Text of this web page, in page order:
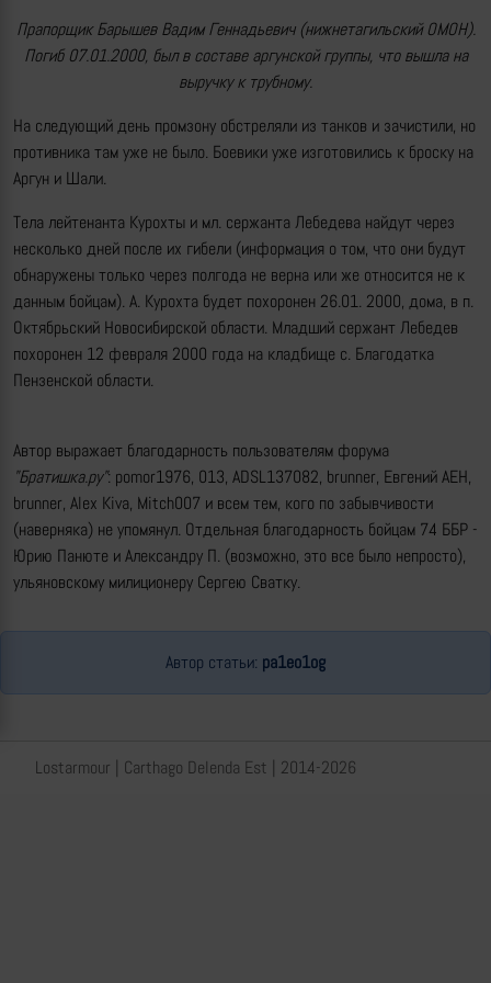
Прапорщик Барышев Вадим Геннадьевич (нижнетагильский ОМОН).
Погиб 07.01.2000, был в составе аргунской группы, что вышла на
выручку к трубному.
На следующий день промзону обстреляли из танков и зачистили, но
противника там уже не было. Боевики уже изготовились к броску на
Аргун и Шали.
Тела лейтенанта Курохты и мл. сержанта Лебедева найдут через
несколько дней после их гибели (информация о том, что они будут
обнаружены только через полгода не верна или же относится не к
данным бойцам). А. Курохта будет похоронен 26.01. 2000, дома, в п.
Октябрьский Новосибирской области. Младший сержант Лебедев
похоронен 12 февраля 2000 года на кладбище с. Благодатка
Пензенской области.
Автор выражает благодарность пользователям форума
"Братишка.ру": pomor1976, 013, АDSL137082, brunner, Евгений АЕН,
brunner, Alex Kiva, Mitch007 и всем тем, кого по забывчивости
(наверняка) не упомянул. Отдельная благодарность бойцам 74 ББР -
Юрию Панюте и Александру П. (возможно, это все было непросто),
ульяновскому милиционеру Сергею Сватку.
Автор статьи: pa1eo1og
Lostarmour | Carthago Delenda Est | 2014-2026